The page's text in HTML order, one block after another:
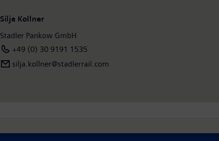
Silja Kollner
Stadler Pankow GmbH
+49 (0) 30 9191 1535
silja.kollner@stadlerrail.com